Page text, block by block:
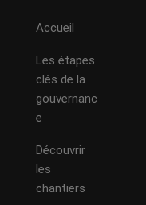
Accueil
Les étapes
clés de la
gouvernanc
e
Découvrir
les
chantiers